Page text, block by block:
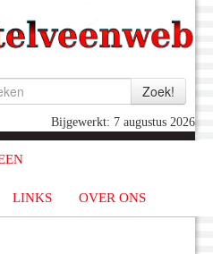
Bijgewerkt: 7 augustus 2026
LINKS OVER ONS